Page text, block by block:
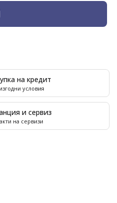
на кредит
условия
и сервиз
на сервизи